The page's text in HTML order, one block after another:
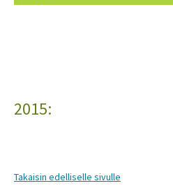
2015:
Takaisin edelliselle sivulle